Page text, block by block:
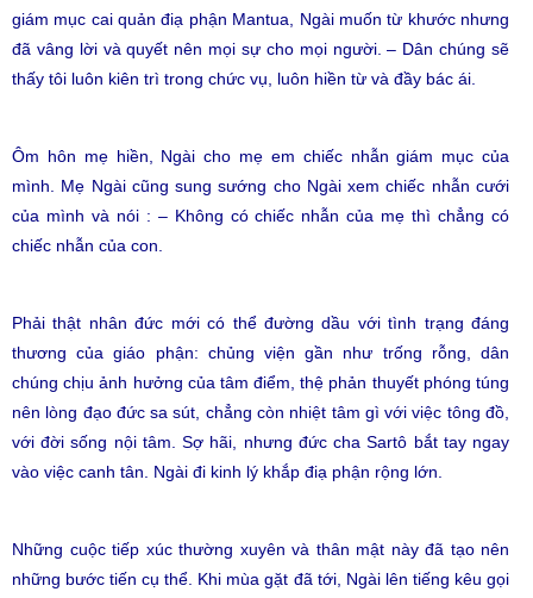
giám mục cai quản điạ phận Mantua, Ngài muốn từ khước nhưng
đã vâng lời và quyết nên mọi sự cho mọi người. – Dân chúng sẽ
thấy tôi luôn kiên trì trong chức vụ, luôn hiền từ và đầy bác ái.
Ôm hôn mẹ hiền, Ngài cho mẹ em chiếc nhẫn giám mục của
mình. Mẹ Ngài cũng sung sướng cho Ngài xem chiếc nhẫn cưới
của mình và nói : – Không có chiếc nhẫn của mẹ thì chẳng có
chiếc nhẫn của con.
Phải thật nhân đức mới có thể đường dầu với tình trạng đáng
thương của giáo phận: chủng viện gần như trống rỗng, dân
chúng chịu ảnh hưởng của tâm điểm, thệ phản thuyết phóng túng
nên lòng đạo đức sa sút, chẳng còn nhiệt tâm gì với việc tông đồ,
với đời sống nội tâm. Sợ hãi, nhưng đức cha Sartô bắt tay ngay
vào việc canh tân. Ngài đi kinh lý khắp điạ phận rộng lớn.
Những cuộc tiếp xúc thường xuyên và thân mật này đã tạo nên
những bước tiến cụ thể. Khi mùa gặt đã tới, Ngài lên tiếng kêu gọi